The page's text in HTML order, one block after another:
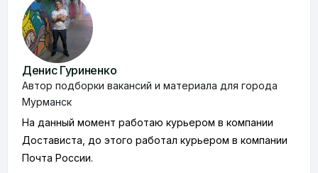
Денис Гуриненко
Автор подборки вакансий и материала для города
Мурманск
На данный момент работаю курьером в компании
Достависта, до этого работал курьером в компании
Почта России.